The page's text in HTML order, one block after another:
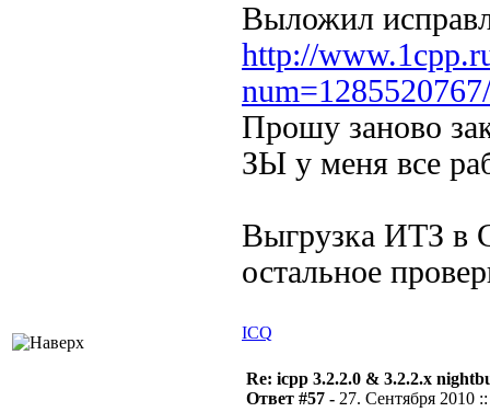
Выложил
http://
Прошу заново
ЗЫ у меня все
Выгрузка ИТЗ в
остальное
ICQ
Re: icpp 3.2.2.0 & 3.2.2.x
Ответ #57 - 27. Сентября 2010